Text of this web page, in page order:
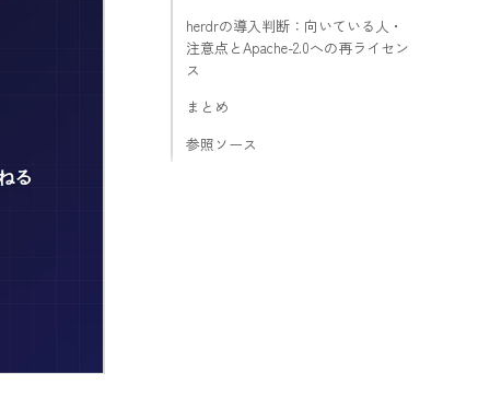
herdrの導入判断：向いている人・
注意点とApache-2.0への再ライセン
ス
まとめ
参照ソース